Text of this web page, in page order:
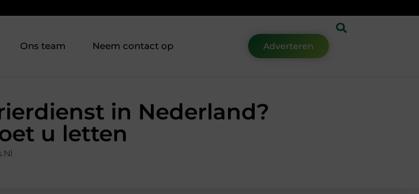
Ons team Neem contact op Adverteren
in Nederland?
u letten